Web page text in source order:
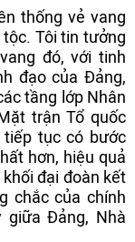
thống vẻ vang
Tôi tin tưởng
đó, với tinh
đạo của Đảng,
tầng lớp Nhân
trận Tổ quốc
tục có bước
hơn, hiệu quả
đại đoàn kết
chắc của chính
giữa Đảng, Nhà